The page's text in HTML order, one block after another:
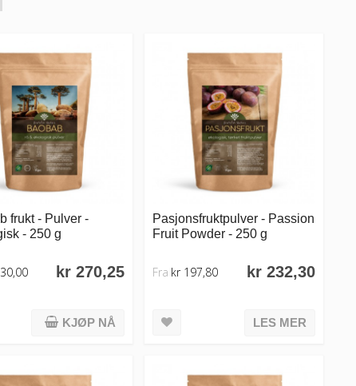
frukt - Pulver -
- 250 g
kr 270,25
KJØP NÅ
Pasjonsfruktpulver - Passion
Fruit Powder - 250 g
kr 232,30
Fra kr 197,80
LES MER